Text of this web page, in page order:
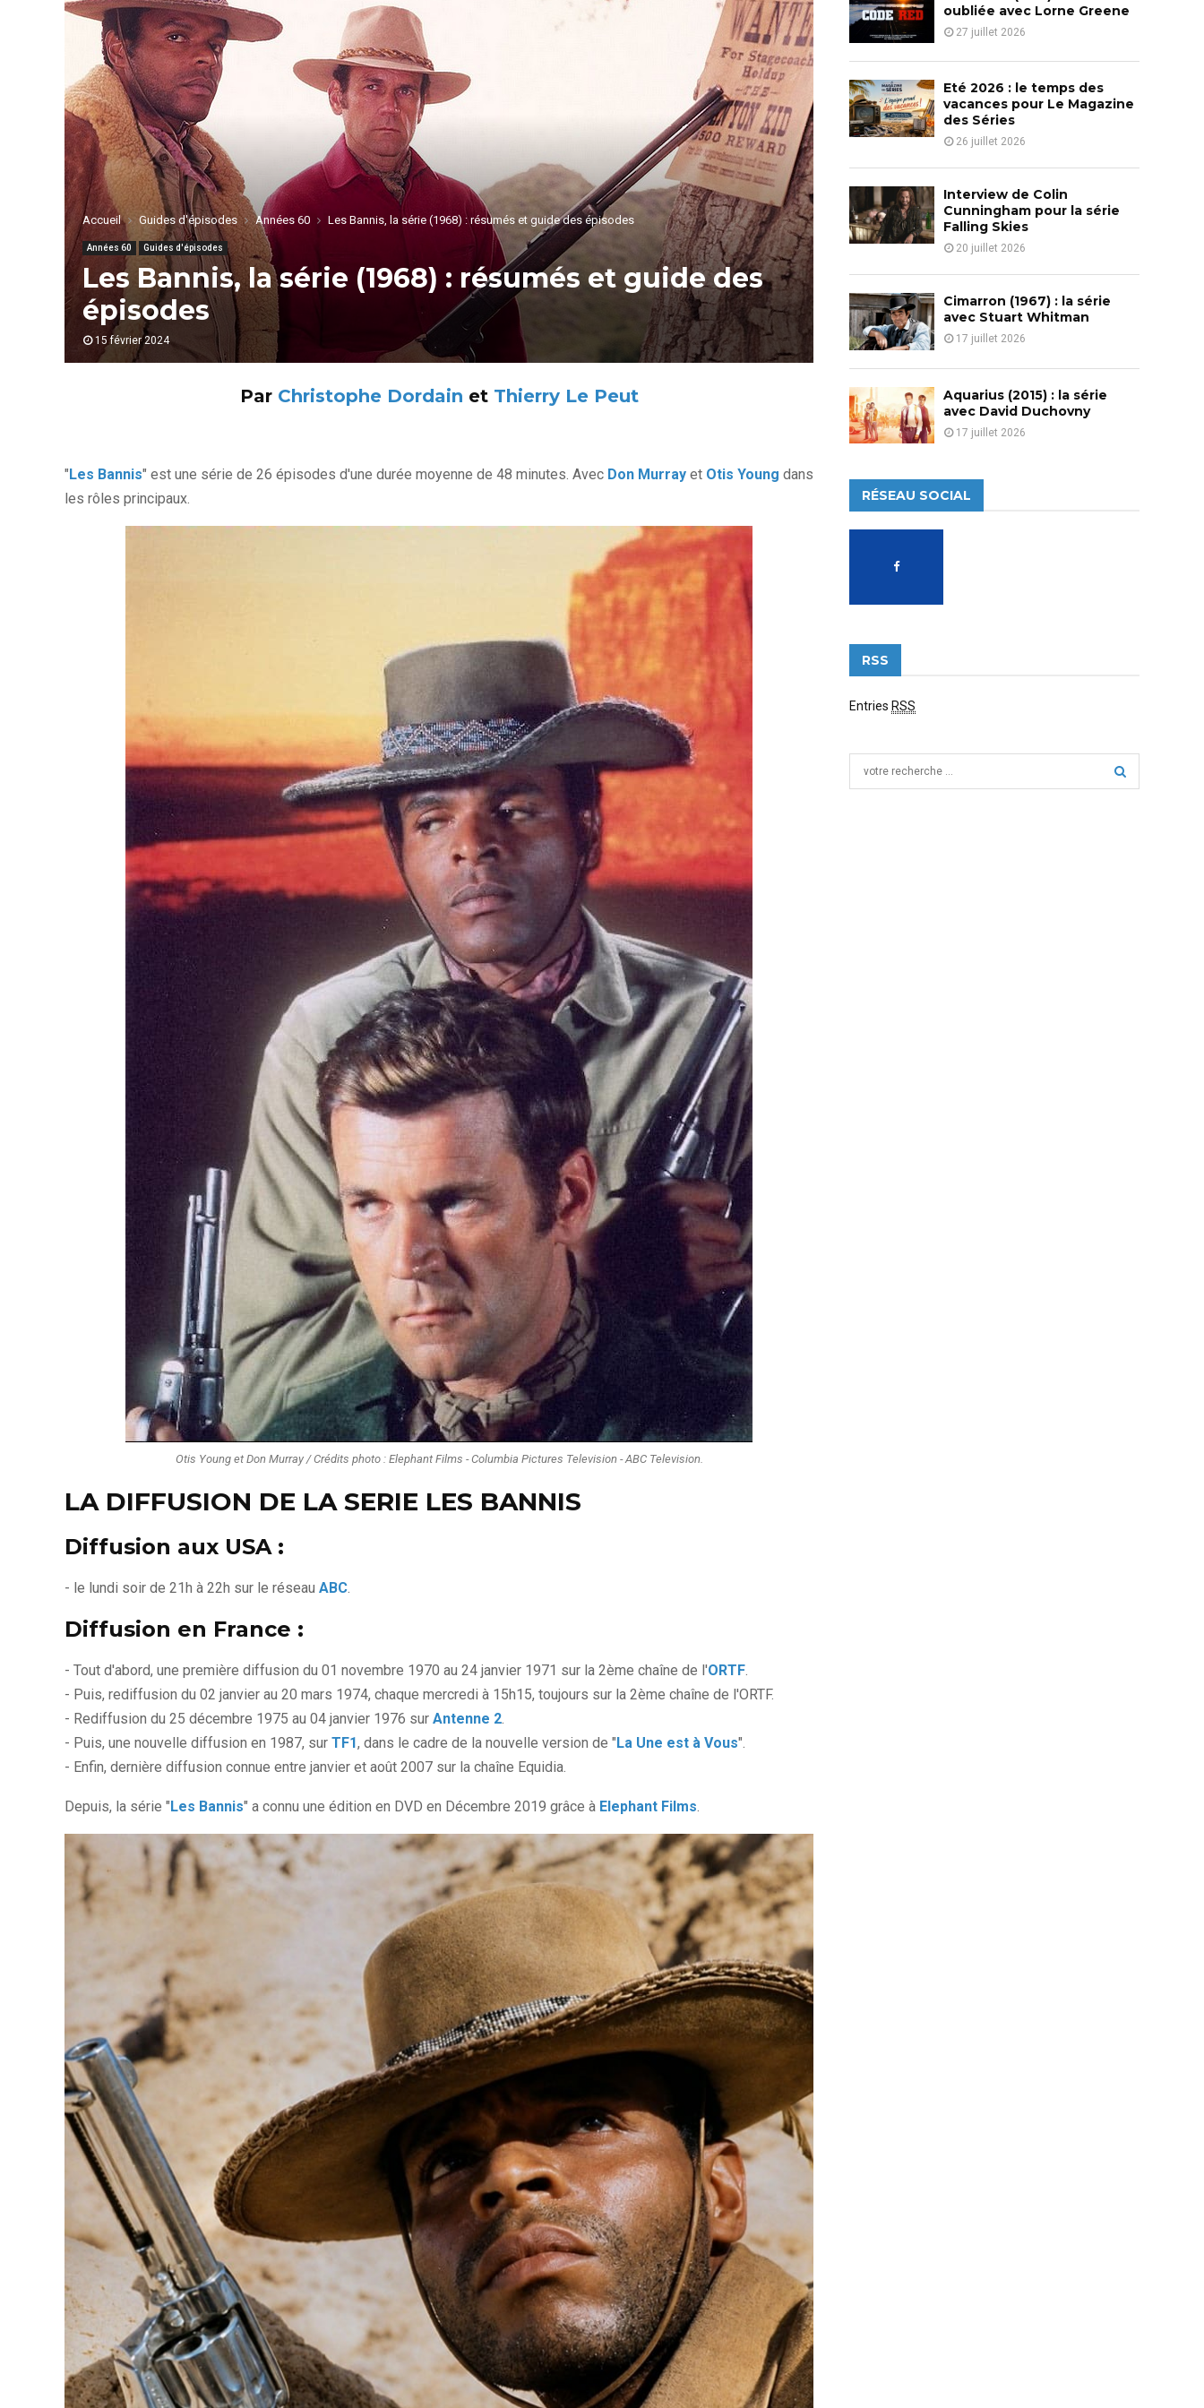
Accueil Guides d'épisodes Années 60 Les Bannis, la série (1968) : résumés et guide des épisodes
Années 60 Guides d'épisodes
Les Bannis, la série (1968) : résumés et guide des
épisodes
15 février 2024
Par Christophe Dordain et Thierry Le Peut
"Les Bannis" est une série de 26 épisodes d'une durée moyenne de 48 minutes. Avec Don Murray et Otis Young dans
les rôles principaux.
Otis Young et Don Murray / Crédits photo : Elephant Films - Columbia Pictures Television - ABC Television.
LA DIFFUSION DE LA SERIE LES BANNIS
Diffusion aux USA :
- le lundi soir de 21h à 22h sur le réseau ABC
Diffusion en France :
- Tout d'abord, une première diffusion du 01 novembre 1970 au 24 janvier 1971 sur la 2ème chaîne de l'ORTF
- Puis, rediffusion du 02 janvier au 20 mars 1974, chaque mercredi à 15h15, toujours sur la 2ème chaîne de l'ORTF.
- Rediffusion du 25 décembre 1975 au 04 janvier 1976 sur Antenne 2
- Puis, une nouvelle diffusion en 1987, sur TF1, dans le cadre de la nouvelle version de "La Une est à Vous".
- Enfin, dernière diffusion connue entre janvier et août 2007 sur la chaîne Equidia.
Depuis, la série "Les Bannis" a connu une édition en DVD en Décembre 2019 grâce à Elephant Films
o
r
:
C
H
oubliée avec Lorne Greene
27 juillet 2026
Eté 2026 : le temps des
vacances pour Le Magazine
des Séries
26 juillet 2026
Interview de Colin
Cunningham pour la série
Falling Skies
20 juillet 2026
Cimarron (1967) : la série
avec Stuart Whitman
17 juillet 2026
Aquarius (2015) : la série
avec David Duchovny
17 juillet 2026
RÉSEAU SOCIAL
RSS
Entries RSS